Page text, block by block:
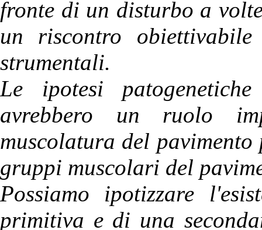
fronte di un disturbo a
un riscontro
strumentali.
Le ipotesi
avrebbero un ruolo
muscolatura del
gruppi muscolari del
Possiamo ipotizzare
primitiva e di una